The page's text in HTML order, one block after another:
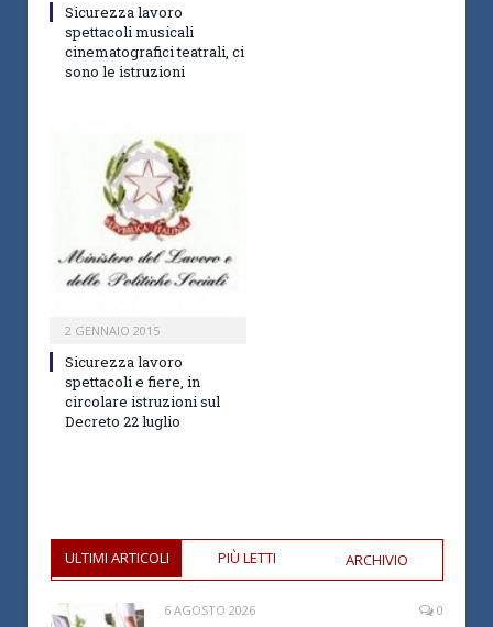
Sicurezza lavoro
spettacoli musicali
cinematografici teatrali, ci
sono le istruzioni
2 GENNAIO 2015
Sicurezza lavoro
spettacoli e fiere, in
circolare istruzioni sul
Decreto 22 luglio
ULTIMI ARTICOLI PIÙ LETTI ARCHIVIO
6 AGOSTO 2026 0